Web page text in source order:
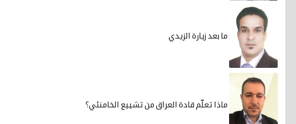
ما بعد زيارة الزيدي
ماذا تعلّم قادة العراق من تشييع الخامنئي؟